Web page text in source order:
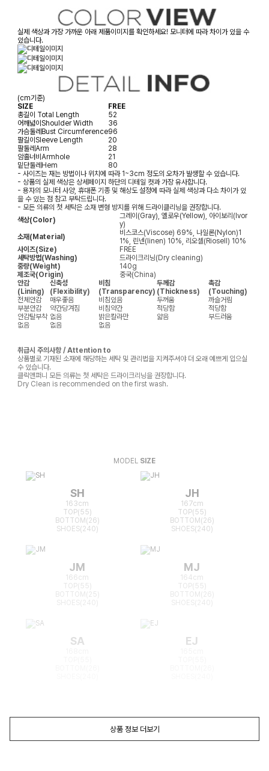
실제 색상과 가장 가까운 아래 제품이미지를 확인하세요! 모니터에 따라 차이가 있을 수
있습니다.
(cm기준)
SIZE
FREE
총길이 Total Length
52
어깨넓이 Shoulder Width
36
가슴둘레 Bust Circumference96
팔길이 Sleeve Length
20
팔둘레 Arm
28
암홀너비 Armhole
21
밑단둘레 Hem
80
- 사이즈는 재는 방법이나 위치에 따라 1~3cm 정도의 오차가 발생할 수 있습니다.
- 상품의 실제 색상은 상세페이지 하단의 디테일 컷과 가장 유사합니다.
- 용자의 모니터 사양, 휴대폰 기종 및 해상도 설정에 따라 실제 색상과 다소 차이가 있
을 수 있는 점 참고 부탁드립니다.
- 모든 의류의 첫 세탁은 소재 변형 방지를 위해 드라이클리닝을 권장합니다.
색상(Color)
그레이(Gray), 옐로우(Yellow), 아이보리(Ivor
y)
소재(Material)
비스코스(Viscose) 69%, 나일론(Nylon)1
1%, 린넨(linen) 10%, 리오셀(Riosell) 10%
사이즈(Size)
FREE
세탁방법(Washing)
드라이크리닝(Dry cleaning)
중량(Weight)
140g
제조국(Origin)
중국(China)
안감
(Lining)
신축성
(Flexibility)
비침
(Transparency)
두께감
(Thickness)
촉감
(Touching)
전체안감
매우좋음 비침있음 두꺼움
까슬거림
부분안감
약간당겨짐 비침약간 적당함
적당함
안감탈부착 없음 밝은칼라만 얇음
부드러움
없음
없음 없음
취급시 주의사항 / Attention to
상품별로 기재된 소재에 해당하는 세탁 및 관리법을 지켜주셔야 더 오래 예쁘게 입으실
수 있습니다.
클릭앤퍼니 모든 의류는 첫 세탁은 드라이크리닝을 권장합니다.
Dry Clean is recommended on the first wash.
MODEL SIZE
SH
163cm
TOP(55)
BOTTOM(26)
SHOES(240)
JH
167cm
TOP(55)
BOTTOM(26)
SHOES(240)
JM
166cm
TOP(55)
BOTTOM(25)
MJ
164cm
TOP(55)
BOTTOM(26)
SA EJ
상품 정보 더보기